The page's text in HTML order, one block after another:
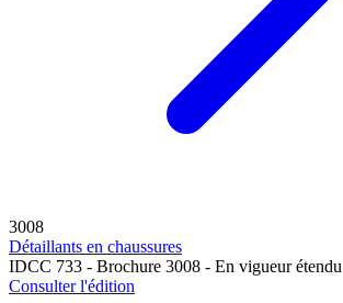
3008
Détaillants en chaussures
IDCC 733 - Brochure 3008 - En vigueur étendu
Consulter l'édition